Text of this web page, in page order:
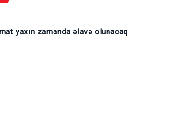
yaxın zamanda əlavə olunacaq